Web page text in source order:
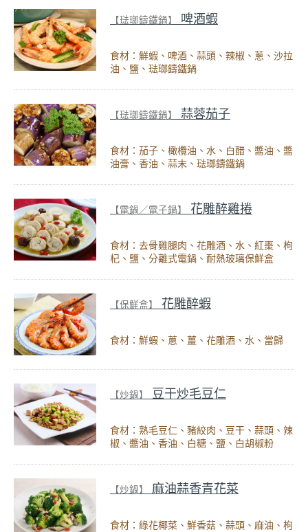
【琺瑯鑄鐵鍋】 啤酒蝦
食材：鮮蝦、啤酒、蒜頭、辣椒、蔥、沙拉
油、鹽、琺瑯鑄鐵鍋
【琺瑯鑄鐵鍋】 蒜蓉茄子
食材：茄子、橄欖油、水、白醋、醬油、醬
油膏、香油、蒜末、琺瑯鑄鐵鍋
【電鍋／電子鍋】 花雕醉雞捲
食材：去骨雞腿肉、花雕酒、水、紅棗、枸
杞、鹽、分離式電鍋、耐熱玻璃保鮮盒
【保鮮盒】 花雕醉蝦
食材：鮮蝦、蔥、薑、花雕酒、水、當歸
【炒鍋】 豆干炒毛豆仁
食材：熟毛豆仁、豬絞肉、豆干、蒜頭、辣
椒、醬油、香油、白糖、鹽、白胡椒粉
【炒鍋】 麻油蒜香青花菜
食材：綠花椰菜、鮮香菇、蒜頭、麻油、枸